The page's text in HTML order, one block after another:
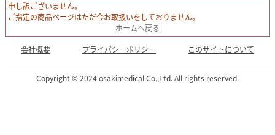
申し訳ございません。
ご指定の商品ページはただ今お取扱いをしておりません。
ホームへ戻る
会社概要 プライバシーポリシー このサイトについて
Copyright © 2024 osakimedical Co.,Ltd. All rights reserved.